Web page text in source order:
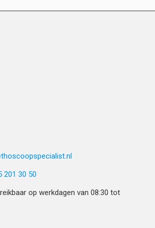
201 30 50
op werkdagen van 08:30 tot